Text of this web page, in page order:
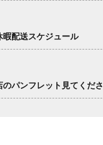
暇配送スケジュール
のパンフレット見てくださ